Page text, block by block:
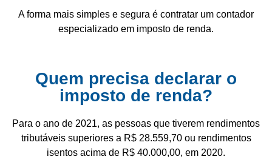
A forma mais simples e segura é contratar um contador
especializado em imposto de renda.
Quem precisa declarar o
imposto de renda?
Para o ano de 2021, as pessoas que tiverem rendimentos
tributáveis superiores a R$ 28.559,70 ou rendimentos
isentos acima de R$ 40.000,00, em 2020.